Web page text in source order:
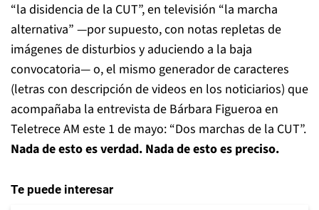
“la disidencia de la CUT”, en televisión “la marcha
alternativa” —por supuesto, con notas repletas de
imágenes de disturbios y aduciendo a la baja
convocatoria— o, el mismo generador de caracteres
(letras con descripción de videos en los noticiarios) que
acompañaba la entrevista de Bárbara Figueroa en
Teletrece AM este 1 de mayo: “Dos marchas de la CUT”.
Nada de esto es verdad. Nada de esto es preciso.
Te puede interesar